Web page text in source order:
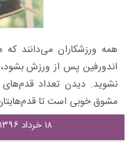
همه ورزشکاران می‌دانند
اندورفین پس از ورزش بشود،
نشوید. دیدن تعداد
مشوق خوبی است تا
۱۸ خرداد ۱۳۹۶ - ۱۸:۲۸